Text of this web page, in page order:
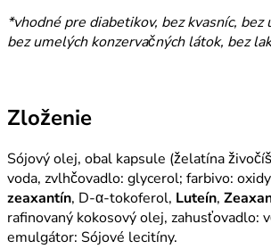
*vhodné pre diabetikov, bez kvasníc,
bez umelých konzervačných látok, bez
Zloženie
Sójový olej, obal kapsule (želatína
voda, zvlhčovadlo: glycerol; farbivo:
zeaxantín, D-α-tokoferol, Luteín,
rafinovaný kokosový olej, zahusťovadlo:
emulgátor: Sójové lecitíny.